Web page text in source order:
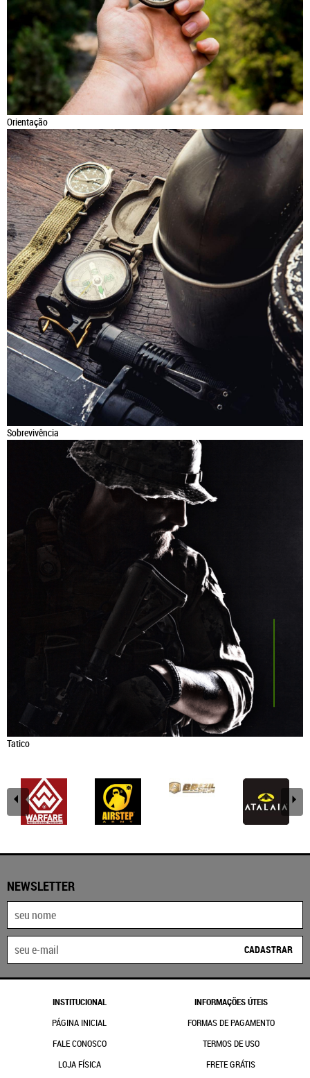
Orientação
Sobrevivência
Tatico
NEWSLETTER
CADASTRAR
INSTITUCIONAL
PÁGINA INICIAL
FALE CONOSCO
LOJA FÍSICA
INFORMAÇÕES ÚTEIS
FORMAS DE PAGAMENTO
TERMOS DE USO
FRETE GRÁTIS